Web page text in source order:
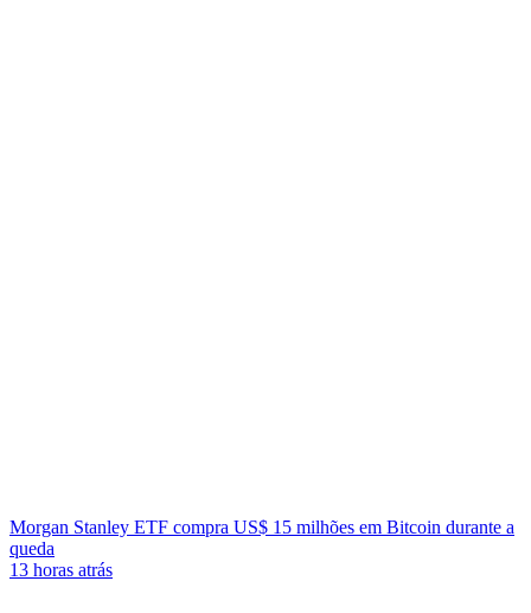
Morgan Stanley ETF compra US$ 15 milhões em Bitcoin durante a
queda
13 horas atrás